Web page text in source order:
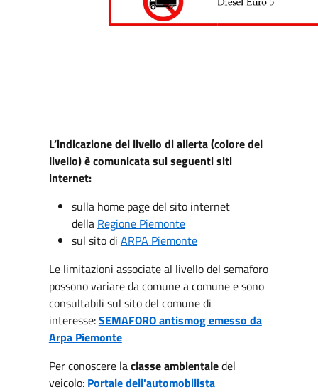
L’indicazione del livello di allerta (colore del
livello) è comunicata sui seguenti siti
internet:
sulla home page del sito internet
della Regione Piemonte
sul sito di ARPA Piemonte
Le limitazioni associate al livello del semaforo
possono variare da comune a comune e sono
consultabili sul sito del comune di
interesse:SEMAFORO antismog emesso da
Arpa Piemonte
Per conoscere laclasse ambientaledel
veicolo: Portale dell'automobilista